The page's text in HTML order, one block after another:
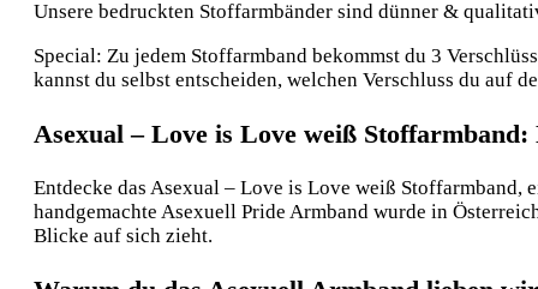
Unsere bedruckten Stoffarmbänder sind dünner &
Special: Zu jedem Stoffarmband bekommst du 3
kannst du selbst entscheiden, welchen Verschluss du auf
Asexual – Love is Love weiß Stoffarmband:
Entdecke das Asexual – Love is Love weiß
handgemachte Asexuell Pride Armband wurde in
Blicke auf sich zieht.